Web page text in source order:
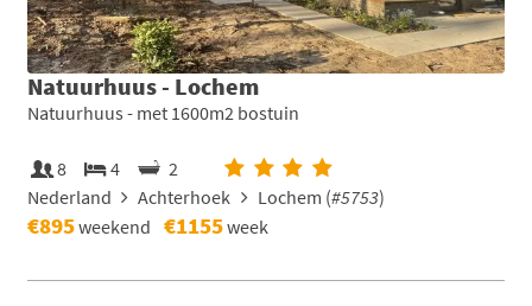
Natuurhuus - Lochem
Natuurhuus - met 1600m2 bostuin
8 4
2
Nederland
Achterhoek Lochem (#5753)
€895weekend €1155week